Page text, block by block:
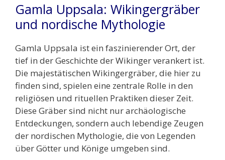
Gamla Uppsala: Wikingergräber
und nordische Mythologie
Gamla Uppsala ist ein faszinierender Ort, der
tief in der Geschichte der Wikinger verankert ist.
Die majestätischen Wikingergräber, die hier zu
finden sind, spielen eine zentrale Rolle in den
religiösen und rituellen Praktiken dieser Zeit.
Diese Gräber sind nicht nur archäologische
Entdeckungen, sondern auch lebendige Zeugen
der nordischen Mythologie, die von Legenden
über Götter und Könige umgeben sind.